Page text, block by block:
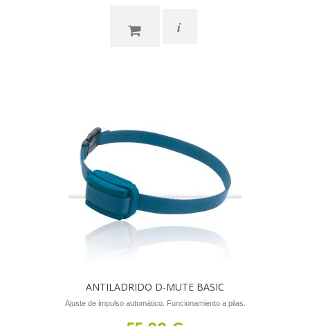
i
ANTILADRIDO D-MUTE BASIC
Ajuste de impulso automático. Funcionamiento a pilas.